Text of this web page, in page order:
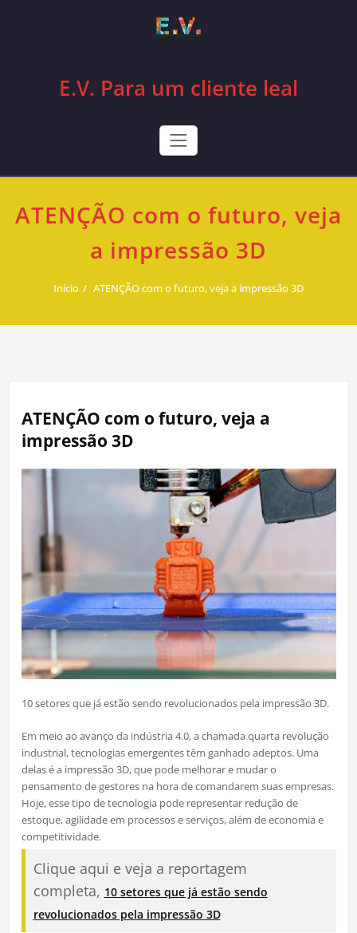
E.V. Para um cliente leal
ATENÇÃO com o futuro, veja
a impressão 3D
Início ATENÇÃO com o futuro, veja a impressão 3D
ATENÇÃO com o futuro, veja a
impressão 3D
10 setores que já estão sendo revolucionados pela impressão 3D.
Em meio ao avanço da indústria 4.0, a chamada quarta revolução
industrial, tecnologias emergentes têm ganhado adeptos. Uma
delas é a impressão 3D, que pode melhorar e mudar o
pensamento de gestores na hora de comandarem suas empresas.
Hoje, esse tipo de tecnologia pode representar redução de
estoque, agilidade em processos e serviços, além de economia e
competitividade.
Clique aqui e veja a reportagem
completa, 10 setores que já estão sendo
revolucionados pela impressão 3D